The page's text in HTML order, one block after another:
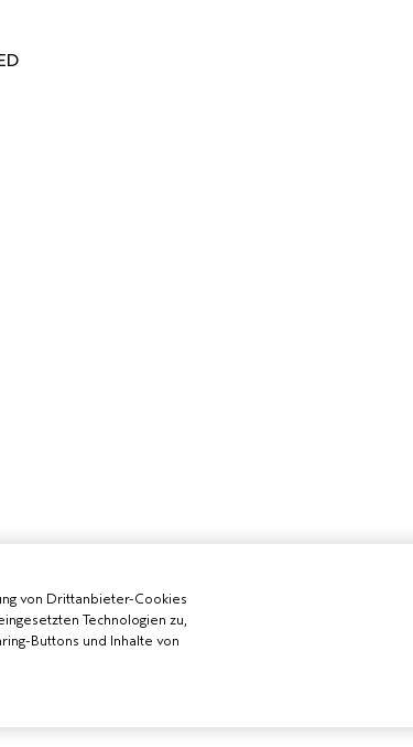
von Drittanbieter-Cookies
Technologien zu,
Buttons und Inhalte von